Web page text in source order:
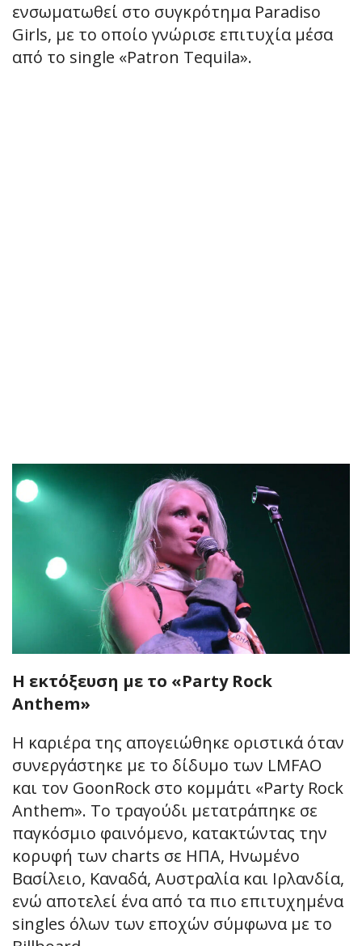
ενσωματωθεί στο συγκρότημα Paradiso
Girls, με το οποίο γνώρισε επιτυχία μέσα
από το single «Patron Tequila».
Η εκτόξευση με το «Party Rock
Anthem»
Η καριέρα της απογειώθηκε οριστικά όταν
συνεργάστηκε με το δίδυμο των LMFAO
και τον GoonRock στο κομμάτι «Party Rock
Anthem». Το τραγούδι μετατράπηκε σε
παγκόσμιο φαινόμενο, κατακτώντας την
κορυφή των charts σε ΗΠΑ, Ηνωμένο
Βασίλειο, Καναδά, Αυστραλία και Ιρλανδία,
ενώ αποτελεί ένα από τα πιο επιτυχημένα
singles όλων των εποχών σύμφωνα με το